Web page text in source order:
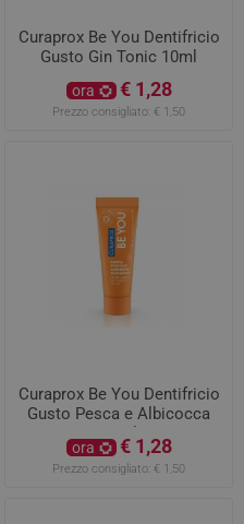
Curaprox Be You Dentifricio
Gusto Gin Tonic 10ml
ora € 1,28
Prezzo consigliato: € 1,50
Curaprox Be You Dentifricio
Gusto Pesca e Albicocca
ora € 1,28
Prezzo consigliato: € 1,50